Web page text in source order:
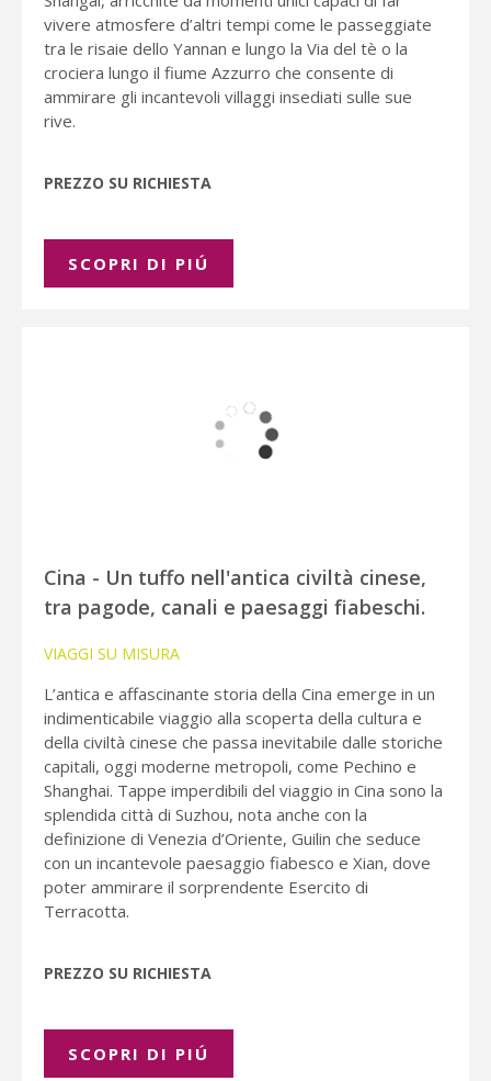
vivere atmosfere d’altri tempi come le passeggiate
tra le risaie dello Yannan e lungo la Via del tè o la
crociera lungo il fiume Azzurro che consente di
ammirare gli incantevoli villaggi insediati sulle sue
rive.
PREZZO SU RICHIESTA
SCOPRI DI PIÚ
Cina - Un tuffo nell'antica civiltà cinese,
tra pagode, canali e paesaggi fiabeschi.
VIAGGI SU MISURA
L’antica e affascinante storia della Cina emerge in un
indimenticabile viaggio alla scoperta della cultura e
della civiltà cinese che passa inevitabile dalle storiche
capitali, oggi moderne metropoli, come Pechino e
Shanghai. Tappe imperdibili del viaggio in Cina sono la
splendida città di Suzhou, nota anche con la
definizione di Venezia d’Oriente, Guilin che seduce
con un incantevole paesaggio fiabesco e Xian, dove
poter ammirare il sorprendente Esercito di
Terracotta.
PREZZO SU RICHIESTA
SCOPRI DI PIÚ